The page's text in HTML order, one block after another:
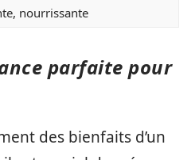
nourrissante
parfaite pour
des bienfaits d’un